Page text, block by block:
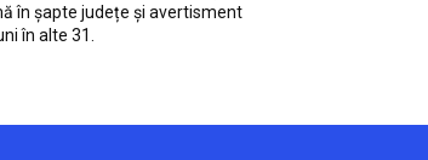
în șapte județe și avertisment
în alte 31.